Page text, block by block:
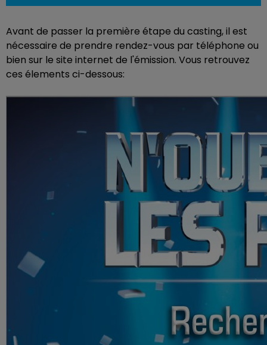
Avant de passer la première étape du casting, il est
nécessaire de prendre rendez-vous par téléphone ou
bien sur le site internet de l'émission. Vous retrouvez
ces élements ci-dessous: